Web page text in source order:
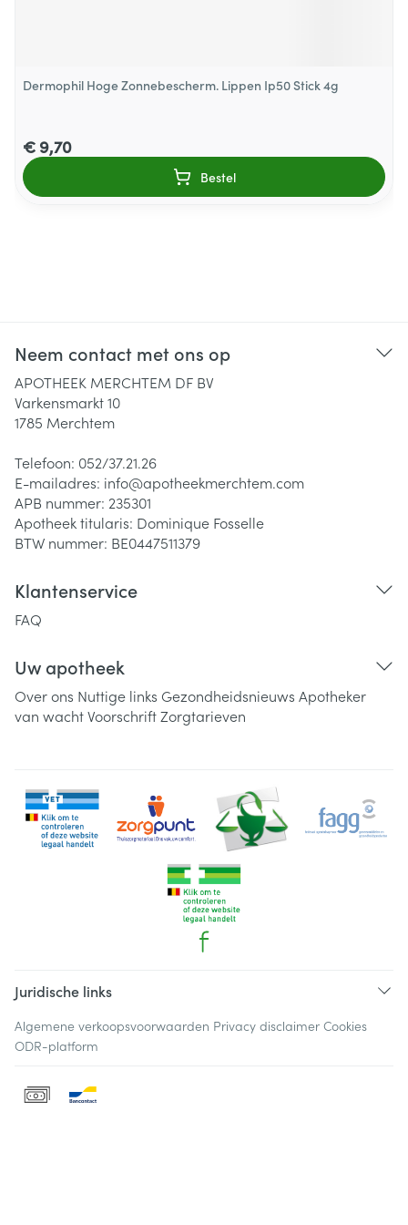
Dermophil Hoge Zonnebescherm. Lippen Ip50 Stick 4g
€ 9,70
Bestel
Neem contact met ons op
APOTHEEK MERCHTEM DF BV
Varkensmarkt 10
1785 Merchtem
Telefoon: 052/37.21.26
E-mailadres: info@apotheekmerchtem.com
APB nummer: 235301
Apotheek titularis: Dominique Fosselle
BTW nummer: BE0447511379
Klantenservice
FAQ
Uw apotheek
Over ons Nuttige links Gezondheidsnieuws Apotheker
van wachtVoorschriftZorgtarieven
Juridische links
Algemene verkoopsvoorwaarden Privacy disclaimer Cookies
ODR-platform